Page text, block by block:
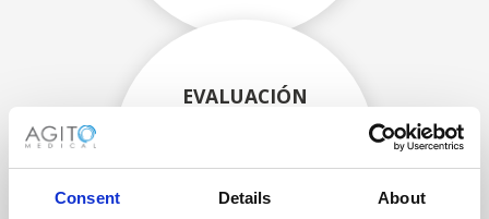
Consent Details About
EVALUACIÓN
experimentados evalúan
y sus componentes.